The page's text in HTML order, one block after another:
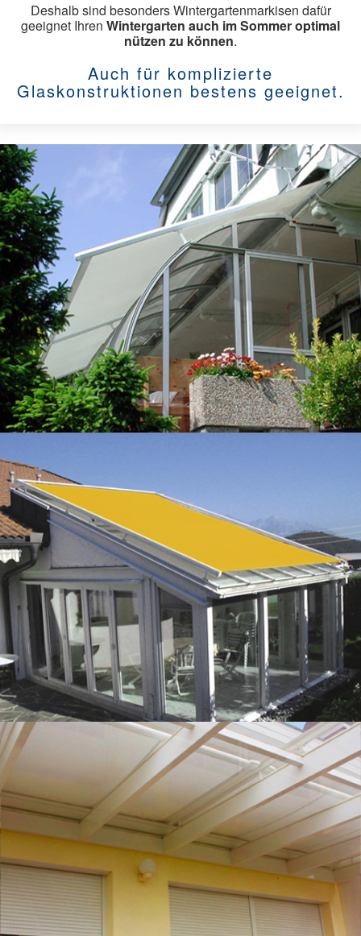
Rollläden
Aussenjalousien
Innenjalousien
Rollos
Faltstore
Vertikaljalousien
Flächenvorhänge
Markisen
Gelenkarmmarkisen
Wintergartenmarkisen
Seitenwandmarkisen
Insektenschutz
Garagentore
Garagentore von Novoferm
Garagentore von Normstahl
Böden
Kontakt
Impressum
Deshalb sind besonders Wintergartenmarkisen dafür
geeignet Ihren Wintergarten auch im Sommer optimal
nützen zu können.
Auch für komplizierte
Glaskonstruktionen bestens geeignet.